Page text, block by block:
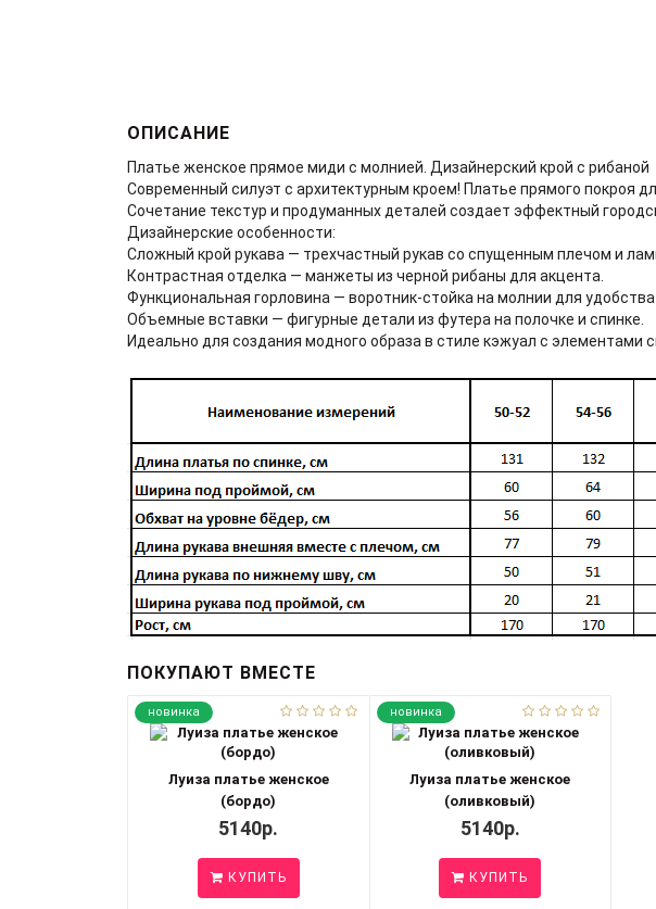
ОПИСАНИЕ
Платье женское прямое миди с молнией. Дизайнерский крой с рибаной
Современный силуэт с архитектурным кроем! Платье прямого покроя
Сочетание текстур и продуманных деталей создает эффектный
Дизайнерские особенности:
Сложный крой рукава — трехчастный рукав со спущенным плечом и
Контрастная отделка — манжеты из черной рибаны для акцента.
Функциональная горловина — воротник-стойка на молнии для удобства
Объемные вставки — фигурные детали из футера на полочке и спинке.
Идеально для создания модного образа в стиле кэжуал с элементами
ПОКУПАЮТ ВМЕСТЕ
новинка
Луиза платье женское
(бордо)
5140р.
КУПИТЬ
новинка
Луиза платье женское
(оливковый)
5140р.
КУПИТЬ